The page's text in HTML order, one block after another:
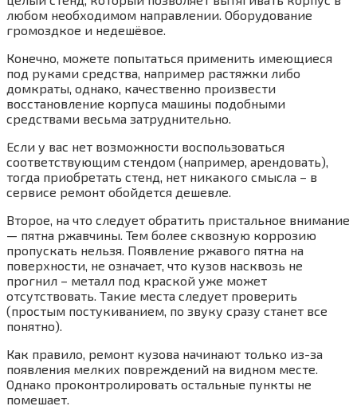
любом необходимом направлении. Оборудование
громоздкое и недешёвое.
Конечно, можете попытаться применить имеющиеся
под руками средства, например растяжки либо
домкраты, однако, качественно произвести
восстановление корпуса машины подобными
средствами весьма затруднительно.
Если у вас нет возможности воспользоваться
соответствующим стендом (например, арендовать),
тогда приобретать стенд, нет никакого смысла – в
сервисе ремонт обойдется дешевле.
Второе, на что следует обратить пристальное внимание
— пятна ржавчины. Тем более сквозную коррозию
пропускать нельзя. Появление ржавого пятна на
поверхности, не означает, что кузов насквозь не
прогнил – металл под краской уже может
отсутствовать. Такие места следует проверить
(простым постукиванием, по звуку сразу станет все
понятно).
Как правило, ремонт кузова начинают только из-за
появления мелких повреждений на видном месте.
Однако проконтролировать остальные пункты не
помешает.